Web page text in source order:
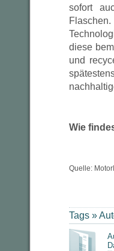
sofort
diese
und
Wie
Quelle:
Tags »